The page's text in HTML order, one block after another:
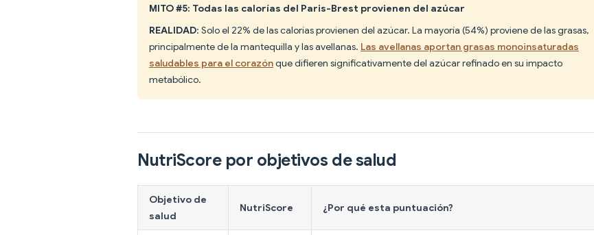
MITO #5: Todas las calorías del Paris-Brest provienen del azúcar
REALIDAD: Solo el 22% de las calorías provienen del azúcar. La mayoría (54%) proviene de las grasas,
principalmente de la mantequilla y las avellanas. Las avellanas aportan grasas monoinsaturadas
saludables para el corazónque difieren significativamente del azúcar refinado en su impacto
metabólico.
NutriScore por objetivos de salud
Objetivo de
salud
NutriScore ¿Por qué esta puntuación?